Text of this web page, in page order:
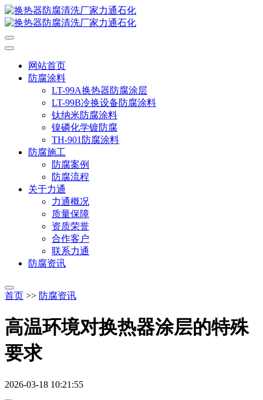
网站首页
防腐涂料
LT-99A换热器防腐涂层
LT-99B冷换设备防腐涂料
钛纳米防腐涂料
镍磷化学镀防腐
TH-901防腐涂料
防腐施工
防腐案例
防腐流程
关于力通
力通概况
质量保障
资质荣誉
合作客户
联系力通
防腐资讯
首页 >> 防腐资讯
高温环境对换热器涂层的特殊
要求
2026-03-18 10:21:55